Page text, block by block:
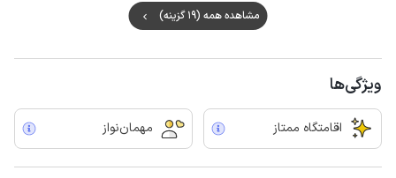
مشاهده همه (19 گزینه)
ویژگی‌ها
اقامتگاه ممتاز مهمان‌نواز